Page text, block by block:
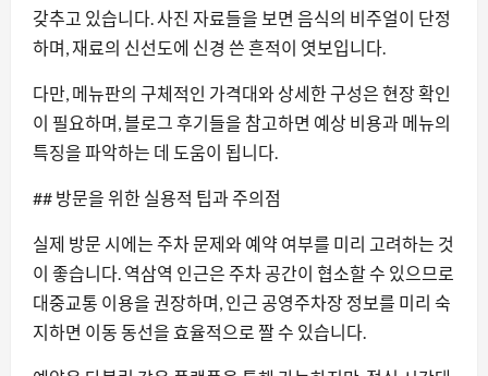
갖추고 있습니다. 사진 자료들을 보면 음식의 비주얼이 단정
하며, 재료의 신선도에 신경 쓴 흔적이 엿보입니다.
다만, 메뉴판의 구체적인 가격대와 상세한 구성은 현장 확인
이 필요하며, 블로그 후기들을 참고하면 예상 비용과 메뉴의
특징을 파악하는 데 도움이 됩니다.
## 방문을 위한 실용적 팁과 주의점
실제 방문 시에는 주차 문제와 예약 여부를 미리 고려하는 것
이 좋습니다. 역삼역 인근은 주차 공간이 협소할 수 있으므로
대중교통 이용을 권장하며, 인근 공영주차장 정보를 미리 숙
지하면 이동 동선을 효율적으로 짤 수 있습니다.